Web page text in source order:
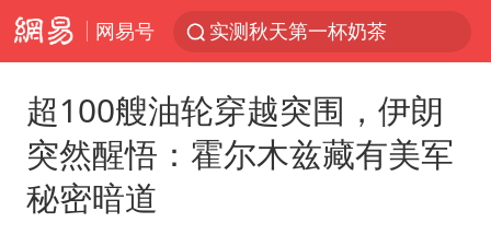
网易号
泰国校园枪击案死亡人数升至7人
超100艘油轮穿越突围，伊朗
突然醒悟：霍尔木兹藏有美军
秘密暗道